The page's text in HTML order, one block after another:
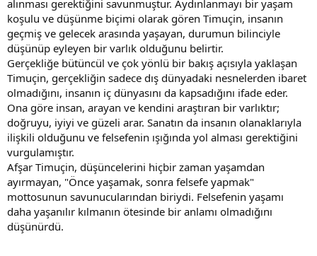
alınması gerektiğini savunmuştur. Aydınlanmayı bir yaşam
koşulu ve düşünme biçimi olarak gören Timuçin, insanın
geçmiş ve gelecek arasında yaşayan, durumun bilinciyle
düşünüp eyleyen bir varlık olduğunu belirtir.
Gerçekliğe bütüncül ve çok yönlü bir bakış açısıyla yaklaşan
Timuçin, gerçekliğin sadece dış dünyadaki nesnelerden ibaret
olmadığını, insanın iç dünyasını da kapsadığını ifade eder.
Ona göre insan, arayan ve kendini araştıran bir varlıktır;
doğruyu, iyiyi ve güzeli arar. Sanatın da insanın olanaklarıyla
ilişkili olduğunu ve felsefenin ışığında yol alması gerektiğini
vurgulamıştır.
Afşar Timuçin, düşüncelerini hiçbir zaman yaşamdan
ayırmayan, "Önce yaşamak, sonra felsefe yapmak"
mottosunun savunucularından biriydi. Felsefenin yaşamı
daha yaşanılır kılmanın ötesinde bir anlamı olmadığını
düşünürdü.